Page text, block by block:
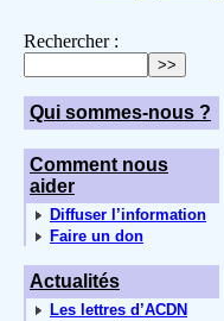
Rechercher :
Qui sommes-nous ?
Comment nous
aider
Diffuser l’information
Faire un don
Actualités
Les lettres d’ACDN